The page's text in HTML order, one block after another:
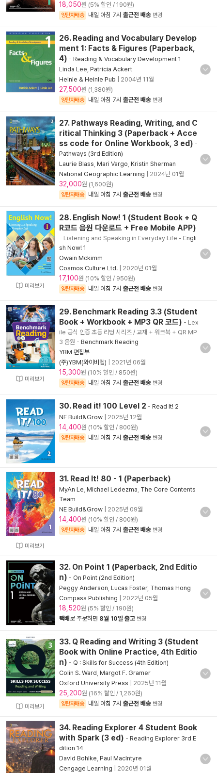
18,050원 (5% 할인 / 190원)
양탄자배송 내일 아침 7시 출근전 배송 변경
26. Reading and Vocabulary Develop
ment 1: Facts & Figures (Paperback,
4) - Reading & Vocabulary Development 1
Linda Lee Patricia Ackert
Heinle & Heinle Pub
2004년 11월
27,500원 (1,380원)
양탄자배송 내일 아침 7시 출근전 배송 변경
27. Pathways Reading, Writing, and C
ritical Thinking 3 (Paperback + Acce
ss code for Online Workbook, 3 ed) -
Pathways (3rd Edition)
Laurie Blass Mari Vargo Kristin Sherman
National Geographic Learning
2024년 01월
32,000원 (1,600원)
양탄자배송 내일 아침 7시 출근전 배송 변경
미리보기
28. English Now! 1 (Student Book + Q
R코드 음원 다운로드 + Free Mobile APP)
- Listening and Speaking in Everyday Life - Engli
sh Now! 1
Owain Mckimm
Cosmos Culture Ltd.
2020년 01월
17,100원 (10% 할인 / 950원)
양탄자배송 내일 아침 7시 출근전 배송 변경
미리보기
29. Benchmark Reading 3.3 (Student
Book + Workbook + MP3 QR 코드) - Lex
ile 공식 인증 초등 리딩 시리즈 / 교재 + 워크북 + QR MP
3 음원 - Benchmark Reading
YBM 편집부
(주)YBM(와이비엠)
2021년 06월
15,300원 (10% 할인 / 850원)
양탄자배송 내일 아침 7시 출근전 배송 변경
30. Read it! 100 Level 2 - Read It! 2
NE Build&Grow
2025년 12월
14,400원 (10% 할인 / 800원)
양탄자배송 내일 아침 7시 출근전 배송 변경
미리보기
31. Read It! 80 - 1 (Paperback)
MyAn Le Michael Ledezma The Core Contents
Team
NE Build&Grow
2025년 09월
14,400원 (10% 할인 / 800원)
양탄자배송 내일 아침 7시 출근전 배송 변경
32. On Point 1 (Paperback, 2nd Editio
n) - On Point (2nd Edition)
Peggy Anderson Lucas Foster, Thomas Hong
Compass Publishing
2022년 05월
18,520원 (5% 할인 / 190원)
택배로 주문하면 8월 10일 출고 변경
미리보기
33. Q Reading and Writing 3 (Student
Book with Online Practice, 4th Editio
n) - Q : Skills for Success (4th Edition)
Colin S. Ward Margot F. Gramer
Oxford University Press
2025년 11월
25,200원 (16% 할인 / 1,260원)
양탄자배송 내일 아침 7시 출근전 배송 변경
34. Reading Explorer 4 Student Book
with Spark (3 ed) - Reading Explorer 3rd E
dition 14
David Bohlke Paul MacIntyre
Cengage Learning
2020년 01월